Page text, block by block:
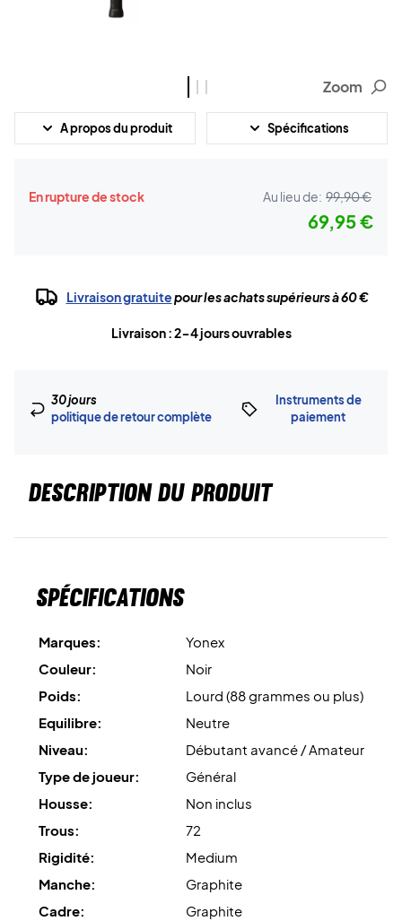
Zoom
A propos du produit Spécifications
En rupture de stock Au lieu de: 99,90 €
69,95 €
Livraison gratuitepour les achats supérieurs à 60 €
Livraison : 2-4 jours ouvrables
30 jours
politique de retour complète
Instruments de
paiement
DESCRIPTION DU PRODUIT
Spécifications
Marques:
Yonex
Couleur:
Noir
Poids:
Lourd (88 grammes ou plus)
Equilibre:
Neutre
Niveau:
Débutant avancé / Amateur
Type de joueur:
Général
Housse:
Non inclus
Trous:
72
Rigidité:
Medium
Manche:
Graphite
Cadre:
Graphite